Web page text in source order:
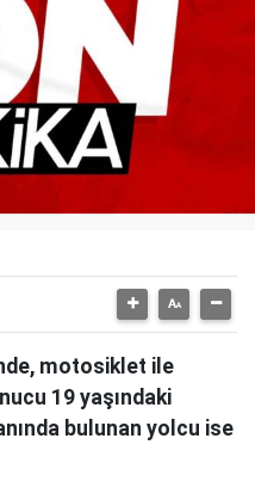
motosiklet ile
19 yaşındaki
bulunan yolcu ise